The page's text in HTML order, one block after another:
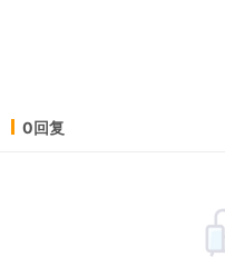
0回复